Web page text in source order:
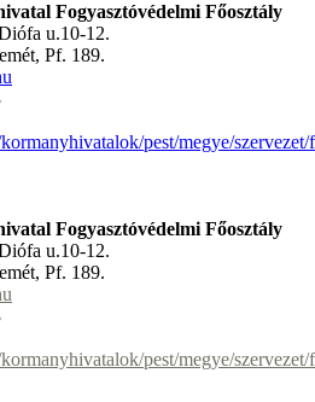
Fogyasztóvédelmi Főosztály
u.10-12.
Pf. 189.
pest/megye/
Fogyasztóvédelmi Főosztály
u.10-12.
Pf. 189.
pest/megye/